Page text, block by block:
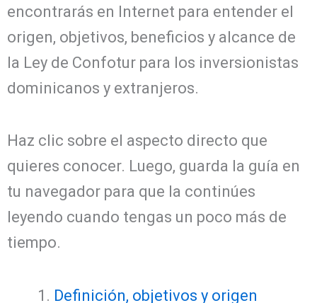
encontrarás en Internet para entender el
origen, objetivos, beneficios y alcance de
la Ley de Confotur para los inversionistas
dominicanos y extranjeros.
Haz clic sobre el aspecto directo que
quieres conocer. Luego, guarda la guía en
tu navegador para que la continúes
leyendo cuando tengas un poco más de
tiempo.
Definición, objetivos y origen